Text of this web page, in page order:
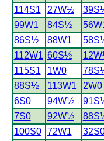
114S1
27W½
99W1
84S½
86S½
88W1
112W1 60S½
115S1
1W0
88S½
113W1 2W0
6S0
94W½
7S0
92W½
100S0
72W1